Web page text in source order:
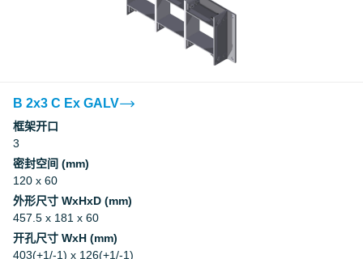
B 2x3 C Ex GALV
框架开口
3
密封空间 (mm)
120 x 60
外形尺寸 WxHxD (mm)
457.5 x 181 x 60
开孔尺寸 WxH (mm)
403(+1/-1) x 126(+1/-1)